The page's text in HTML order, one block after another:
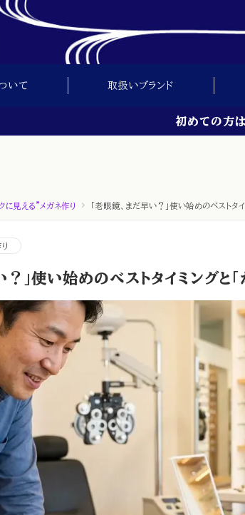
いて 取扱いブランド
初めての方
に見える”メガネ作り 「老眼鏡、まだ早い？」使い始めのベストタ
？」使い始めのベストタイミングと